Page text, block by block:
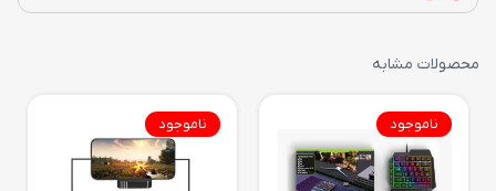
محصولات مشابه
ناموجود ناموجود